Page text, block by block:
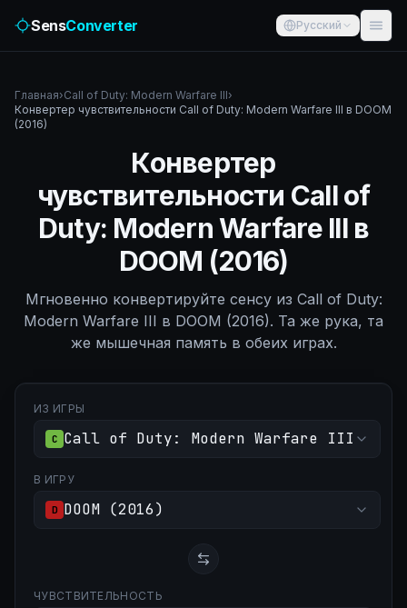
SensConverter Русский
Главная›Call of Duty: Modern Warfare III›
Конвертер чувствительности Call of Duty: Modern Warfare III в DOOM
(2016)
Конвертер
чувствительности Call of
Duty: Modern Warfare III в
DOOM (2016)
Мгновенно конвертируйте сенсу из Call of Duty:
Modern Warfare III в DOOM (2016). Та же рука, та
же мышечная память в обеих играх.
ИЗ ИГРЫ
C Call of Duty: Modern Warfare III
В ИГРУ
D DOOM (2016)
ЧУВСТВИТЕЛЬНОСТЬ